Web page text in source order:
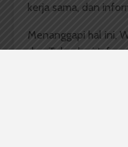
kerja sama, dan
Menanggapi hal ini,
dan Teknologi